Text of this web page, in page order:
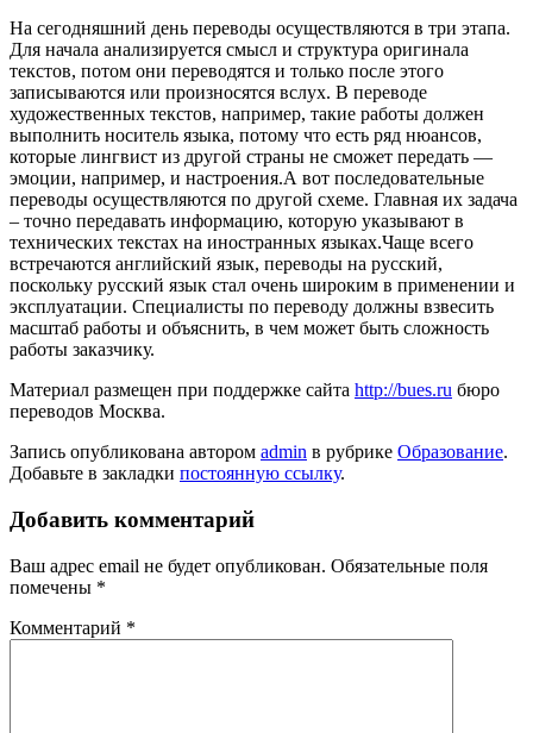
На сегодняшний день переводы осуществляются в три этапа.
Для начала анализируется смысл и структура оригинала
текстов, потом они переводятся и только после этого
записываются или произносятся вслух. В переводе
художественных текстов, например, такие работы должен
выполнить носитель языка, потому что есть ряд нюансов,
которые лингвист из другой страны не сможет передать —
эмоции, например, и настроения.А вот последовательные
переводы осуществляются по другой схеме. Главная их задача
– точно передавать информацию, которую указывают в
технических текстах на иностранных языках.Чаще всего
встречаются английский язык, переводы на русский,
поскольку русский язык стал очень широким в применении и
эксплуатации. Специалисты по переводу должны взвесить
масштаб работы и объяснить, в чем может быть сложность
работы заказчику.
Материал размещен при поддержке сайта http://bues.ru бюро
переводов Москва.
Запись опубликована автором admin в рубрике Образование.
Добавьте в закладки постоянную ссылку.
Добавить комментарий
Ваш адрес email не будет опубликован. Обязательные поля
помечены *
Комментарий *